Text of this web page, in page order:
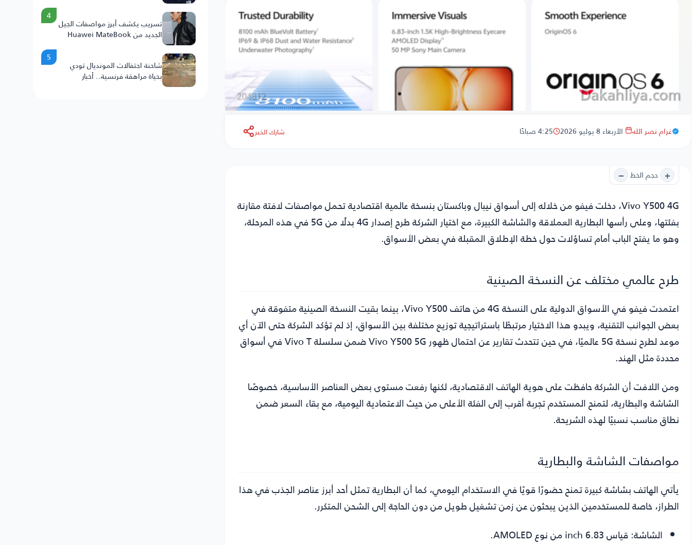
غرام نصر الله الأربعاء 8 يوليو 2026 4:25 صباحًا شارك الخبر
+ حجم الخط −
Vivo Y500 4G، دخلت فيفو من خلاله إلى أسواق نيبال وباكستان بنسخة عالمية اقتصادية تحمل مواصفات لافتة مقارنة
بفئتها، وعلى رأسها البطارية العملاقة والشاشة الكبيرة، مع اختيار الشركة طرح إصدار 4G بدلًا من 5G في هذه المرحلة،
وهو ما يفتح الباب أمام تساؤلات حول خطة الإطلاق المقبلة في بعض الأسواق.
طرح عالمي مختلف عن النسخة الصينية
اعتمدت فيفو في الأسواق الدولية على النسخة 4G من هاتف Vivo Y500، بينما بقيت النسخة الصينية متفوقة في
بعض الجوانب التقنية، ويبدو هذا الاختيار مرتبطًا باستراتيجية توزيع مختلفة بين الأسواق، إذ لم تؤكد الشركة حتى الآن أي
موعد لطرح نسخة 5G عالميًا، في حين تتحدث تقارير عن احتمال ظهور Vivo Y500 5G ضمن سلسلة Vivo T في أسواق
محددة مثل الهند.
ومن اللافت أن الشركة حافظت على هوية الهاتف الاقتصادية، لكنها رفعت مستوى بعض العناصر الأساسية، خصوصًا
الشاشة والبطارية، لتمنح المستخدم تجربة أقرب إلى الفئة الأعلى من حيث الاعتمادية اليومية، مع بقاء السعر ضمن
نطاق مناسب نسبيًا لهذه الشريحة.
مواصفات الشاشة والبطارية
يأتي الهاتف بشاشة كبيرة تمنح حضورًا قويًا في الاستخدام اليومي، كما أن البطارية تمثل أحد أبرز عناصر الجذب في هذا
الطراز، خاصة للمستخدمين الذين يبحثون عن زمن تشغيل طويل من دون الحاجة إلى الشحن المتكرر.
الشاشة: قياس 6.83 inch من نوع AMOLED.
تسريب يكشف أبرز مواصفات الجيل
الجديد من Huawei MateBook
4
شاحنة احتفالات المونديال تودي
بحياة مراهقة فرنسية.. أخبار
5